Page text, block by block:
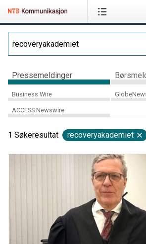
Pressemeldinger
Business Wire
ACCESS Newswire
1 Søkeresultat recoveryakademiet